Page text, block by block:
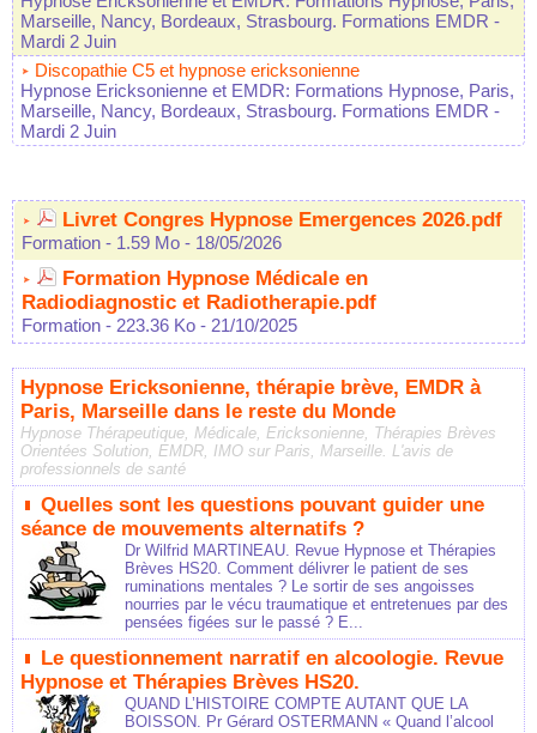
Marseille, Nancy, Bordeaux, Strasbourg. Formations EMDR -
Mardi 2 Juin
Discopathie C5 et hypnose ericksonienne
Hypnose Ericksonienne et EMDR: Formations Hypnose, Paris,
Marseille, Nancy, Bordeaux, Strasbourg. Formations EMDR -
Mardi 2 Juin
Livret Congres Hypnose Emergences 2026.pdf
Formation - 1.59 Mo - 18/05/2026
Formation Hypnose Médicale en
Radiodiagnostic et Radiotherapie.pdf
Formation - 223.36 Ko - 21/10/2025
Hypnose Ericksonienne, thérapie brève, EMDR à
Paris, Marseille dans le reste du Monde
Hypnose Thérapeutique, Médicale, Ericksonienne, Thérapies Brèves
Orientées Solution, EMDR, IMO sur Paris, Marseille. L'avis de
professionnels de santé
Quelles sont les questions pouvant guider une
séance de mouvements alternatifs ?
Dr Wilfrid MARTINEAU. Revue Hypnose et Thérapies
Brèves HS20. Comment délivrer le patient de ses
ruminations mentales ? Le sortir de ses angoisses
nourries par le vécu traumatique et entretenues par des
pensées figées sur le passé ? E...
Le questionnement narratif en alcoologie. Revue
Hypnose et Thérapies Brèves HS20.
QUAND L’HISTOIRE COMPTE AUTANT QUE LA
BOISSON. Pr Gérard OSTERMANN « Quand l’alcool